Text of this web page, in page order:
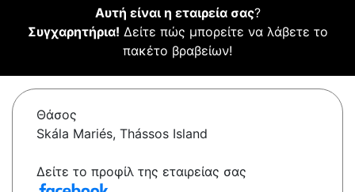
Αυτή είναι η εταιρεία σας?
Συγχαρητήρια! Δείτε πώς μπορείτε να λάβετε το
πακέτο βραβείων!
Θάσος
Skála Mariés, Thássos Island
Δείτε το προφίλ της εταιρείας σας